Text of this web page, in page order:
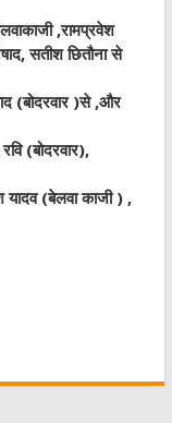
,रामप्रवेश
सतीश छितौना से
(बोदरवार )से ,और
(बोदरवार),
यादव (बेलवा काजी ) ,